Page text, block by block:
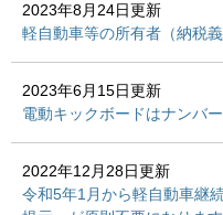
2023年8月24日更新
軽自動車等の所有者（納税
2023年6月15日更新
電動キックボードはナンバ
2022年12月28日更新
令和5年1月から軽自動車継